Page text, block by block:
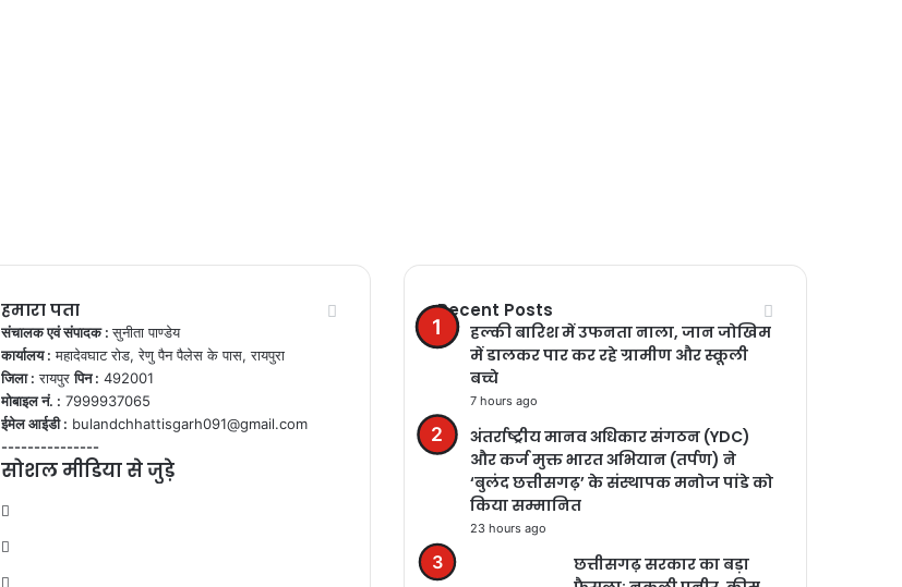
हमारा पता
संचालक एवं संपादक :सुनीता पाण्डेय
कार्यालय : महादेवघाट रोड, रेणु पैन पैलेस के पास, रायपुरा
जिला : रायपुरपिन : 492001
मोबाइल नं. : 7999937065
ईमेल आईडी : bulandchhattisgarh091@gmail.com
---------------
सोशल मीडिया से जुड़े
Recent Posts
हल्की बारिश में उफनता नाला, जान जोखिम
में डालकर पार कर रहे ग्रामीण और स्कूली
बच्चे
7 hours ago
अंतर्राष्ट्रीय मानव अधिकार संगठन (YDC)
और कर्ज मुक्त भारत अभियान (तर्पण) ने
‘बुलंद छत्तीसगढ़’ के संस्थापक मनोज पांडे को
किया सम्मानित
23 hours ago
छत्तीसगढ़ सरकार का बड़ा